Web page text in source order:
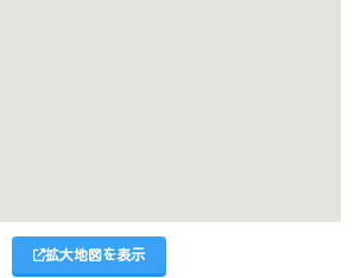
拡大地図を表示